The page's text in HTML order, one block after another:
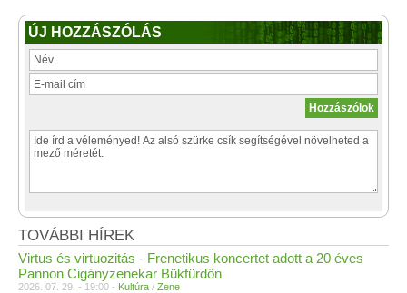
ÚJ HOZZÁSZÓLÁS
TOVÁBBI HÍREK
Virtus és virtuozitás - Frenetikus koncertet adott a 20 éves
Pannon Cigányzenekar Bükfürdőn
2026. 07. 29. - 19:00 - Kultúra / Zene